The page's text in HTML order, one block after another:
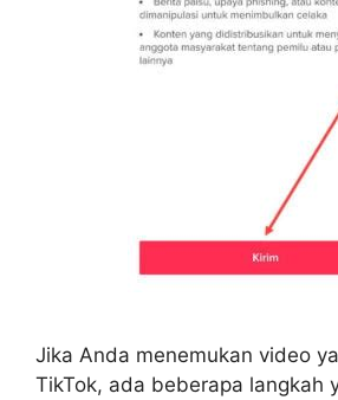
Jika Anda menemukan video
TikTok, ada beberapa langkah